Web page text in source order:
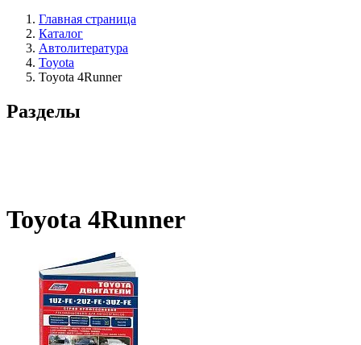
Главная страница
Каталог
Автолитература
Toyota
Toyota 4Runner
Разделы
Toyota 4Runner